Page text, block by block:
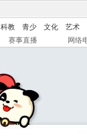
科教 青少 文化
艺术
赛事直播 网络